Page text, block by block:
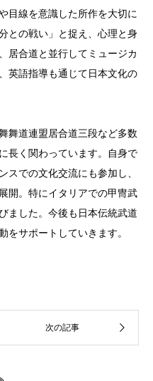
目線を意識した所作を大切に
との戦い」と捉え、心理と身
居合道と並行してミュージカ
英語指導も通じて日本文化の
舞道連盟居合道三段など多数
長く関わっています。自身で
スでの文化交流にも参加し、
開。特にイタリアでの甲冑武
ました。今後も日本伝統武道
をサポートしていきます。